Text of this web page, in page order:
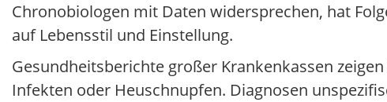
Chronobiologen mit Daten widersprechen, hat
auf Lebensstil und Einstellung.
Gesundheitsberichte großer Krankenkassen
Infekten oder Heuschnupfen. Diagnosen